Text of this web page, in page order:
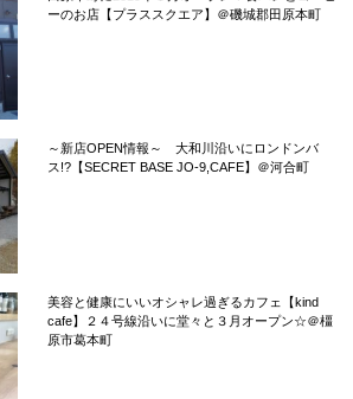
ーのお店【プラススクエア】＠磯城郡田原本町
～新店OPEN情報～ 大和川沿いにロンドンバ
ス!?【SECRET BASE JO-9,CAFE】＠河合町
美容と健康にいいオシャレ過ぎるカフェ【kind
cafe】２４号線沿いに堂々と３月オープン☆＠橿
原市葛本町